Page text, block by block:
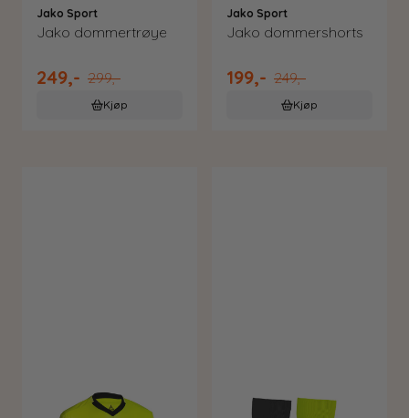
Jako Sport
Jako dommertrøye
249,- 299,-
Kjøp
Jako Sport
Jako dommershorts
199,- 249,-
Kjøp